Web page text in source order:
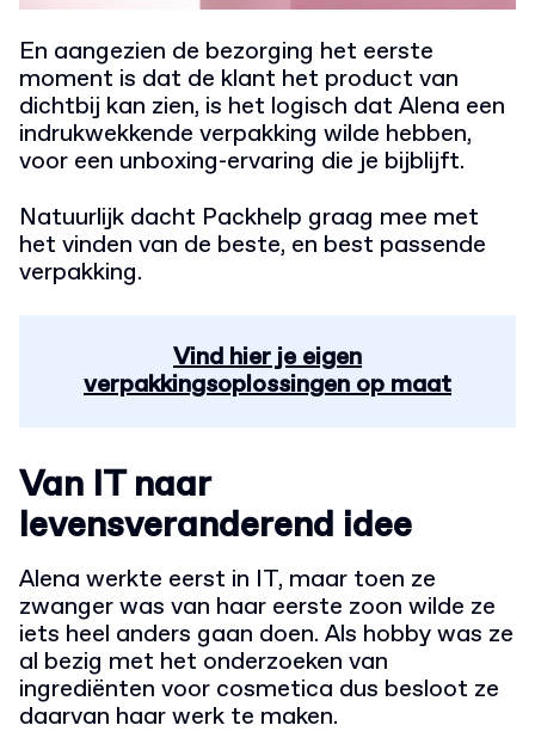
En aangezien de bezorging het eerste
moment is dat de klant het product van
dichtbij kan zien, is het logisch dat Alena een
indrukwekkende verpakking wilde hebben,
voor een unboxing-ervaring die je bijblijft.
Natuurlijk dacht Packhelp graag mee met
het vinden van de beste, en best passende
verpakking.
Vind hier je eigen
verpakkingsoplossingen op maat
Van IT naar
levensveranderend idee
Alena werkte eerst in IT, maar toen ze
zwanger was van haar eerste zoon wilde ze
iets heel anders gaan doen. Als hobby was ze
al bezig met het onderzoeken van
ingrediënten voor cosmetica dus besloot ze
daarvan haar werk te maken.